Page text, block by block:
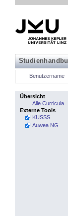
Benutzername
Übersicht
Alle Curricula
Externe Tools
KUSSS
Auwea NG